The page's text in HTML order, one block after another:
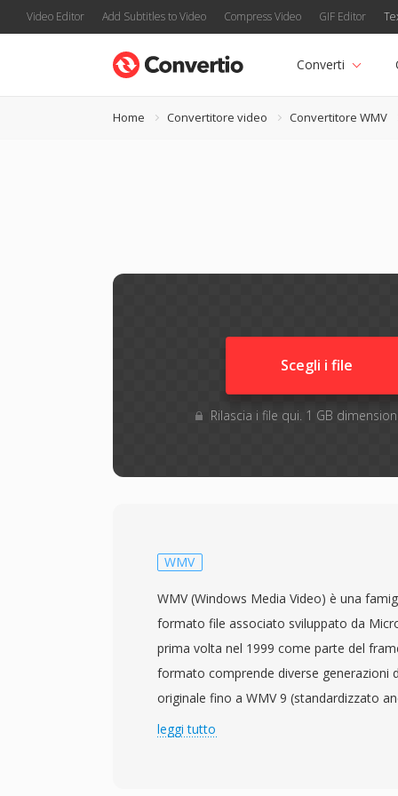
Video Editor Add Subtitles to Video Compress Video GIF Editor
Converti
Home Convertitore video Convertitore WMV
Scegli i file
Rilascia i file qui. 1 GB
WMV
WMV (Windows Media Video) è una
formato file associato sviluppato da
prima volta nel 1999 come parte del
formato comprende diverse generazioni
originale fino a WMV 9 (standardizzato
SMPTE con la specifica 421M). I file WMV
leggi tutto